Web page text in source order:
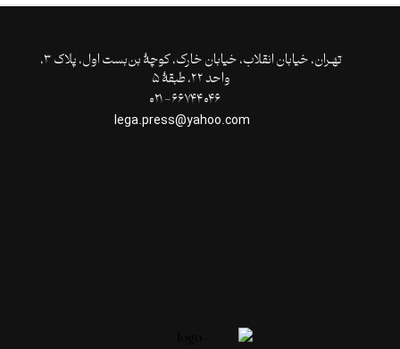
تهـران،‌ خیابان انقلاب، خیابان خارک، کوچۀ بن‌بست اول، پلاک ۳،
واحد ۲۲، طبقۀ ۵